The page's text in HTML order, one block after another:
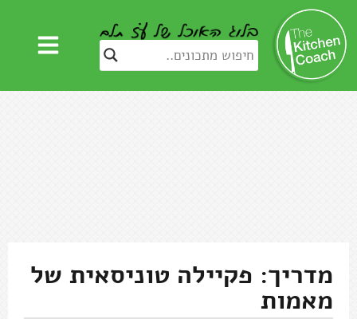
מדריך: פקיילה טוניסאית של
מאמות